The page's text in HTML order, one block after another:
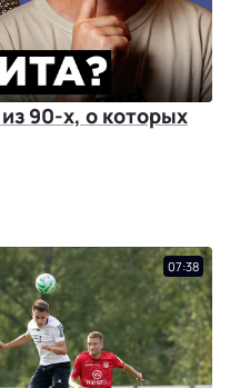
90-х, о которых
07:38